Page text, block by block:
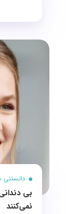
دانستنی
بی
نمی‌کنند